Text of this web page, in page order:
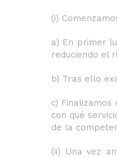
(i)
a) En primer
reduciendo el
b) Tras ello
c)
con qué
de la
(ii) Una vez